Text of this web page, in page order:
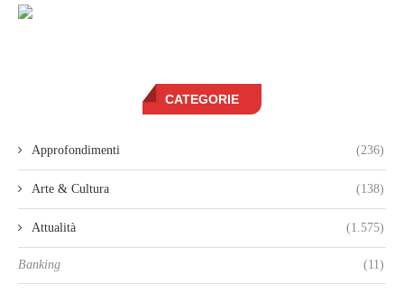
CATEGORIE
Approfondimenti (236)
Arte & Cultura (138)
Attualità (1.575)
Banking (11)